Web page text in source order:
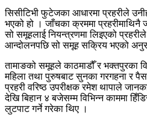
सिसीटिभी फुटेजका आधारमा प्रहरीले
भएको हो । जाँचका क्रममा प्रहरीमाथिनै
सो समूहलाई नियन्त्रणमा लिइएको
आन्दोलनपछि सो समूह सक्रिय भएको
तामाङको समूहले काठमाडौँ र भक्तपुरका
महिला तथा पुरुषबाट सुनका गरगहना र
प्रहरी वरिष्ठ उपरीक्षक रमेश थापाले
देखि बिहान ४ बजेसम्म विभिन्न काममा
लुटपाट गर्ने गरेका थिए ।